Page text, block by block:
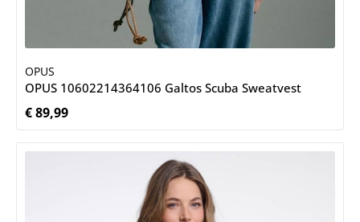
OPUS
OPUS 10602214364106 Galtos Scuba Sweatvest
Normale prijs:
€ 89,99